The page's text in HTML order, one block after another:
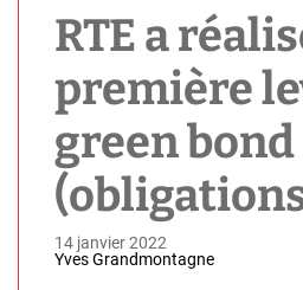
RTE a
première
green bond
14 janvier 2022
Yves Grandmontagne